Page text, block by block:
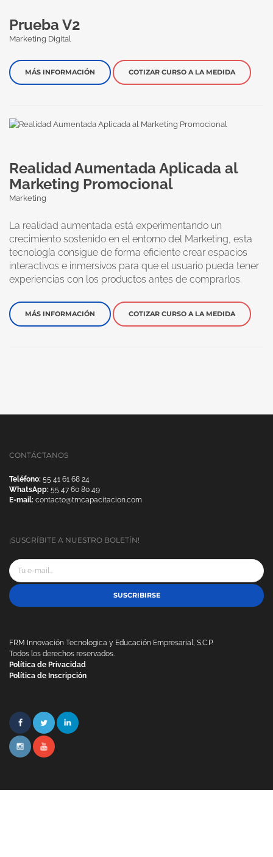
Prueba V2
Marketing Digital
MÁS INFORMACIÓN COTIZAR CURSO A LA MEDIDA
Realidad Aumentada Aplicada al
Marketing Promocional
Marketing
La realidad aumentada está experimentando un
crecimiento sostenido en el entorno del Marketing, esta
tecnología consigue de forma eficiente crear espacios
interactivos e inmersivos para que el usuario pueda tener
experiencias con los productos antes de comprarlos.
MÁS INFORMACIÓN COTIZAR CURSO A LA MEDIDA
CONTÁCTANOS
Teléfono: 55 41 61 68 24
WhatsApp: 55 47 60 80 49
E-mail: contacto@tmcapacitacion.com
¡SUSCRÍBITE A NUESTRO BOLETÍN!
SUSCRIBIRSE
FRM Innovación Tecnologica y Educación Empresarial, S.C.P.
Todos los derechos reservados.
Política de Privacidad
Política de Inscripción